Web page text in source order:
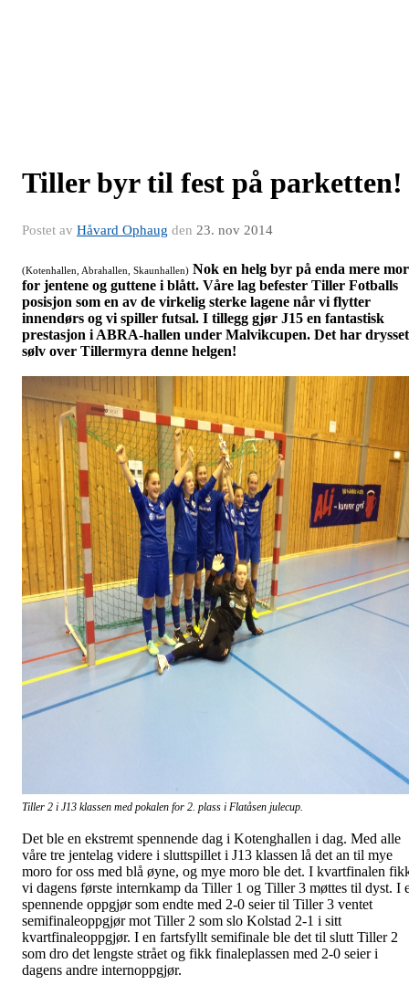
Tiller byr til fest på parketten!
Postet av Håvard Ophaug den 23. nov 2014
(Kotenhallen, Abrahallen, Skaunhallen) Nok en helg byr på enda mere
for jentene og guttene i blått. Våre lag befester Tiller Fotballs
posisjon som en av de virkelig sterke lagene når vi flytter
innendørs og vi spiller futsal. I tillegg gjør J15 en fantastisk
prestasjon i ABRA-hallen under Malvikcupen. Det har drysset
sølv over Tillermyra denne helgen!
Tiller 2 i J13 klassen med pokalen for 2. plass i Flatåsen julecup.
Det ble en ekstremt spennende dag i Kotenghallen i dag. Med alle
våre tre jentelag videre i sluttspillet i J13 klassen lå det an til mye
moro for oss med blå øyne, og mye moro ble det. I kvartfinalen
vi dagens første internkamp da Tiller 1 og Tiller 3 møttes til dyst. I
spennende oppgjør som endte med 2-0 seier til Tiller 3 ventet
semifinaleoppgjør mot Tiller 2 som slo Kolstad 2-1 i sitt
kvartfinaleoppgjør. I en fartsfyllt semifinale ble det til slutt Tiller 2
som dro det lengste strået og fikk finaleplassen med 2-0 seier i
dagens andre internoppgjør.